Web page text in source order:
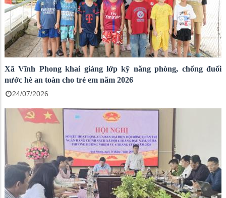
Xã Vĩnh Phong khai giảng lớp kỹ năng phòng, chống đuối
nước hè an toàn cho trẻ em năm 2026
24/07/2026